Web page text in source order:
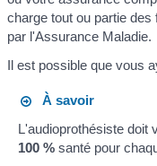
charge tout ou partie
par l'Assurance Maladie.
Il est possible que vous
À savoir
L'audioprothésiste doit
100 %santé pour